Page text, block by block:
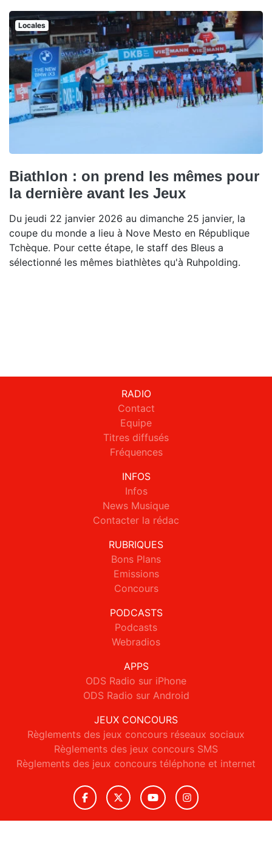
Locales
Biathlon : on prend les mêmes pour
la dernière avant les Jeux
Du jeudi 22 janvier 2026 au dimanche 25 janvier, la
coupe du monde a lieu à Nove Mesto en République
Tchèque. Pour cette étape, le staff des Bleus a
sélectionné les mêmes biathlètes qu'à Ruhpolding.
RADIO
Contact
Equipe
Titres diffusés
Fréquences
INFOS
Infos
News Musique
Contacter la rédac
RUBRIQUES
Bons Plans
Emissions
Concours
PODCASTS
Podcasts
Webradios
APPS
ODS Radio sur iPhone
ODS Radio sur Android
JEUX CONCOURS
Règlements des jeux concours réseaux sociaux
Règlements des jeux concours SMS
Règlements des jeux concours téléphone et internet